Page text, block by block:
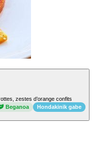
zestes d’orange confits
Beganoa Hondakinik gabe